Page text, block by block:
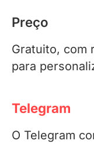
Preço
Gratuito, com
para
Telegram
O Telegram